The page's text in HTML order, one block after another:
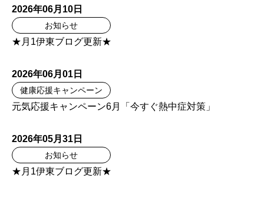
2026年06月10日
お知らせ
★月1伊東ブログ更新★
2026年06月01日
健康応援キャンペーン
元気応援キャンペーン6月「今すぐ熱中症対策」
2026年05月31日
お知らせ
★月1伊東ブログ更新★